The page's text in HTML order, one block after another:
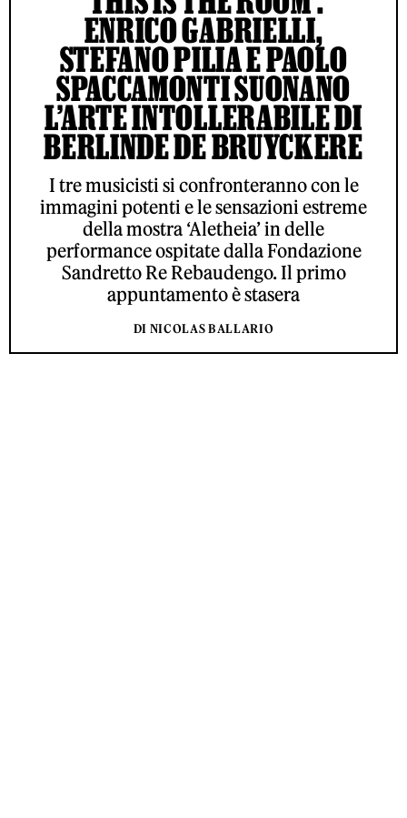
ENRICO GABRIELLI,
STEFANO PILIA E PAOLO
SPACCAMONTI SUONANO
L’ARTE INTOLLERABILE DI
BERLINDE DE BRUYCKERE
I tre musicisti si confronteranno con le
immagini potenti e le sensazioni estreme
della mostra ‘Aletheia’ in delle
performance ospitate dalla Fondazione
Sandretto Re Rebaudengo. Il primo
appuntamento è stasera
DI NICOLAS BALLARIO